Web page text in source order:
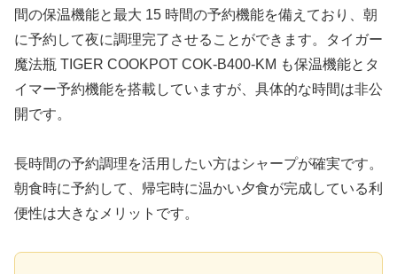
間の保温機能と最大 15 時間の予約機能を備えており、朝
に予約して夜に調理完了させることができます。タイガー
魔法瓶 TIGER COOKPOT COK-B400-KM も保温機能とタ
イマー予約機能を搭載していますが、具体的な時間は非公
開です。
長時間の予約調理を活用したい方はシャープが確実です。
朝食時に予約して、帰宅時に温かい夕食が完成している利
便性は大きなメリットです。